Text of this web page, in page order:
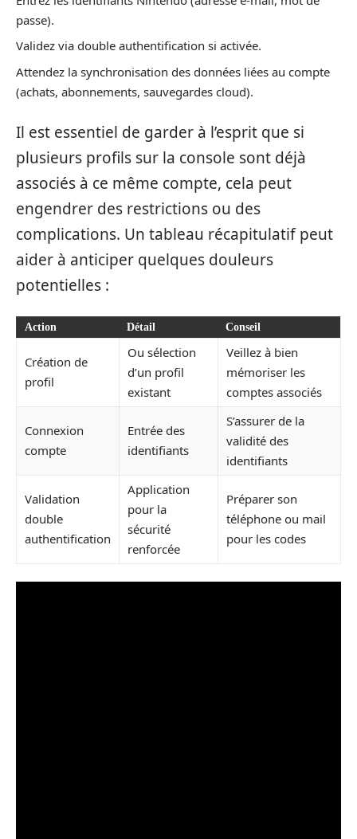
passe).
Validez via double authentification si activée.
Attendez la synchronisation des données liées au compte
(achats, abonnements, sauvegardes cloud).
Il est essentiel de garder à l’esprit que si
plusieurs profils sur la console sont déjà
associés à ce même compte, cela peut
engendrer des restrictions ou des
complications. Un tableau récapitulatif peut
aider à anticiper quelques douleurs
potentielles :
Action Détail Conseil
Création de
profil
Ou sélection
d’un profil
existant
Veillez à bien
mémoriser les
comptes associés
Connexion
compte
Entrée des
identifiants
S’assurer de la
validité des
identifiants
Validation
double
authentification
Application
pour la
sécurité
renforcée
Préparer son
téléphone ou mail
pour les codes